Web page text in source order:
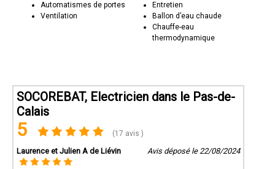
Automatismes de portes
Ventilation
Entretien
Ballon d’eau chaude
Chauffe-eau
thermodynamique
SOCOREBAT, Electricien dans le Pas-de-
Calais
5 (17 avis )
Laurence et Julien A de Liévin Avis déposé le 22/08/2024